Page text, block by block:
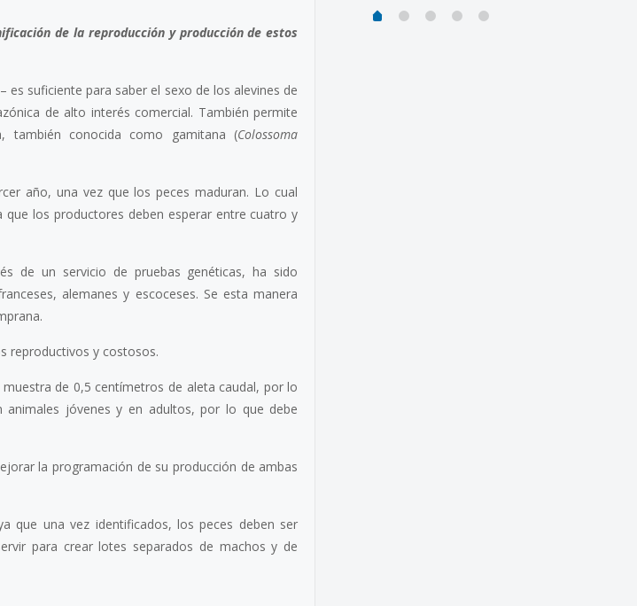
de la reproducción y producción de estos
suficiente para saber el sexo de los alevines de
de alto interés comercial. También permite
también conocida como gamitana (Colossoma
año, una vez que los peces maduran. Lo cual
los productores deben esperar entre cuatro y
de un servicio de pruebas genéticas, ha sido
alemanes y escoceses. Se esta manera
reproductivos y costosos.
de 0,5 centímetros de aleta caudal, por lo
animales jóvenes y en adultos, por lo que debe
la programación de su producción de ambas
que una vez identificados, los peces deben ser
para crear lotes separados de machos y de